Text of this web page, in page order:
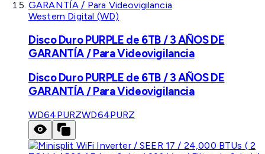
Western Digital (WD)
Disco Duro PURPLE de 6TB / 3 AÑOS DE
GARANTÍA / Para Videovigilancia
Disco Duro PURPLE de 6TB / 3 AÑOS DE
GARANTÍA / Para Videovigilancia
WD64PURZWD64PURZ